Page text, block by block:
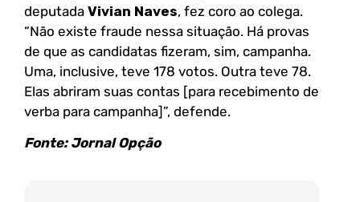
deputada Vivian Naves, fez coro ao colega.
“Não existe fraude nessa situação. Há provas
de que as candidatas fizeram, sim, campanha.
Uma, inclusive, teve 178 votos. Outra teve 78.
Elas abriram suas contas [para recebimento de
verba para campanha]”, defende.
Fonte: Jornal Opção